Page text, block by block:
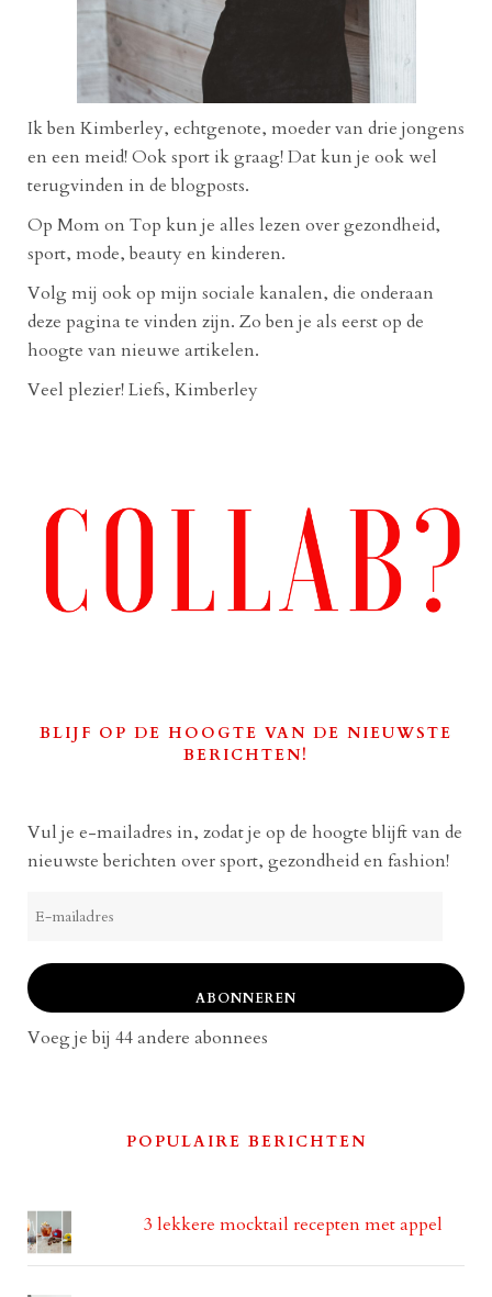
Ik ben Kimberley, echtgenote, moeder van drie jongens
en een meid! Ook sport ik graag! Dat kun je ook wel
terugvinden in de blogposts.
Op Mom on Top kun je alles lezen over gezondheid,
sport, mode, beauty en kinderen.
Volg mij ook op mijn sociale kanalen, die onderaan
deze pagina te vinden zijn. Zo ben je als eerst op de
hoogte van nieuwe artikelen.
Veel plezier! Liefs, Kimberley
BLIJF OP DE HOOGTE VAN DE NIEUWSTE
BERICHTEN!
Vul je e-mailadres in, zodat je op de hoogte blijft van de
nieuwste berichten over sport, gezondheid en fashion!
mailadres
ABONNEREN
Voeg je bij 44 andere abonnees
POPULAIRE BERICHTEN
3 lekkere mocktail recepten met appel